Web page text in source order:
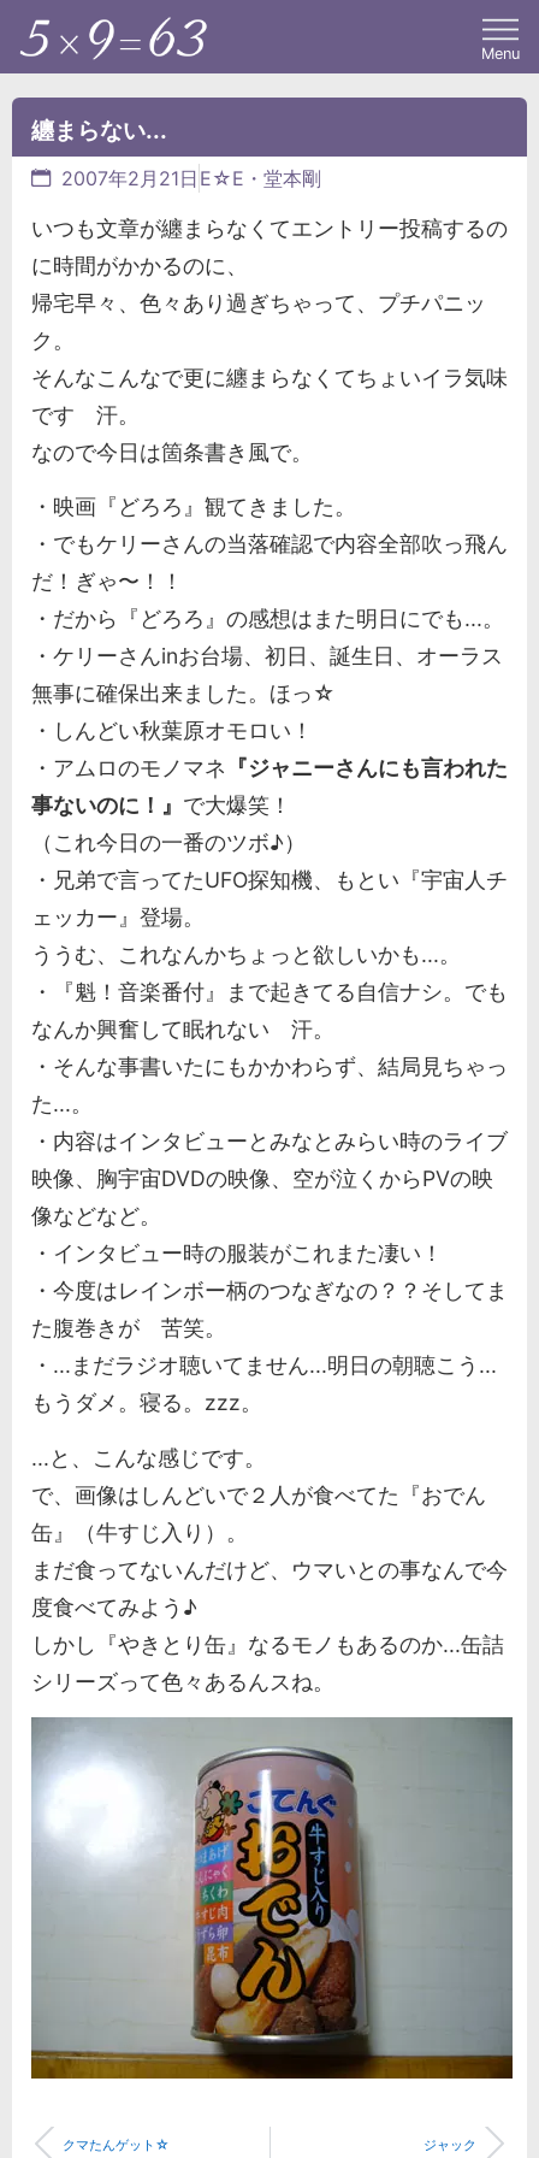
Menu
纏まらない...
2007年2月21日 E☆E・堂本剛
いつも文章が纏まらなくてエントリー投稿するの
に時間がかかるのに、
帰宅早々、色々あり過ぎちゃって、プチパニッ
ク。
そんなこんなで更に纏まらなくてちょいイラ気味
です 汗。
なので今日は箇条書き風で。
・映画『どろろ』観てきました。
・でもケリーさんの当落確認で内容全部吹っ飛ん
だ！ぎゃ〜！！
・だから『どろろ』の感想はまた明日にでも...。
・ケリーさんinお台場、初日、誕生日、オーラス
無事に確保出来ました。ほっ☆
・しんどい秋葉原オモロい！
・アムロのモノマネ 『ジャニーさんにも言われた
事ないのに！』 で大爆笑！
（これ今日の一番のツボ♪）
・兄弟で言ってたUFO探知機、もとい『宇宙人チ
ェッカー』登場。
ううむ、これなんかちょっと欲しいかも...。
・『魁！音楽番付』まで起きてる自信ナシ。でも
なんか興奮して眠れない 汗。
・そんな事書いたにもかかわらず、結局見ちゃっ
た...。
・内容はインタビューとみなとみらい時のライブ
映像、胸宇宙DVDの映像、空が泣くからPVの映
像などなど。
・インタビュー時の服装がこれまた凄い！
・今度はレインボー柄のつなぎなの？？そしてま
た腹巻きが 苦笑。
・...まだラジオ聴いてません...明日の朝聴こう...
もうダメ。寝る。zzz。
...と、こんな感じです。
で、画像はしんどいで２人が食べてた『おでん
缶』（牛すじ入り）。
まだ食ってないんだけど、ウマいとの事なんで今
度食べてみよう♪
しかし『やきとり缶』なるモノもあるのか...缶詰
シリーズって色々あるんスね。
クマたんゲット☆ ジャック